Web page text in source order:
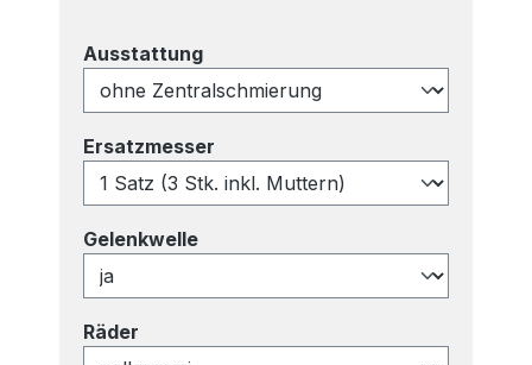
Ausstattungauswählen
Ersatzmesser
Gelenkwelleauswählen
Räder